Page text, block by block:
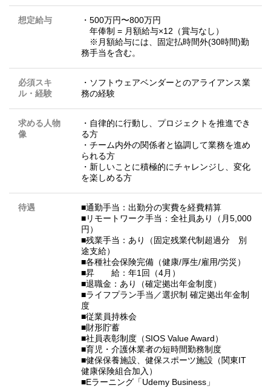
想定給与
・500万円〜800万円
年俸制 = 月額給与×12（賞与なし）
※月額給与には、固定払時間外(30時間)勤
務手当を含む。
必須スキ
ル・経験
・ソフトウェアベンダーとのアライアンス業
務の経験
求める人物
像
・自律的に行動し、プロジェクトを推進でき
る方
・チーム内外の関係者と協調して業務を進め
られる方
・新しいことに積極的にチャレンジし、変化
を楽しめる方
待遇
■通勤手当：出勤分の実費を経費精算
■リモートワーク手当：全社員あり（月5,000
円）
■残業手当：あり（固定残業代制超過分 別
途支給）
■各種社会保険完備（健康/厚生/雇用/労災）
■昇 給：年1回（4月）
■退職金：あり（確定拠出年金制度）
■ライフプラン手当／選択制 確定拠出年金制
度
■従業員持株会
■財形貯蓄
■社員表彰制度（SIOS Value Award）
■育児・介護休業者の短時間勤務制度
■健保保養施設、健保スポーツ施設（関東IT
健康保険組合加入）
■Eラーニング「Udemy Business」